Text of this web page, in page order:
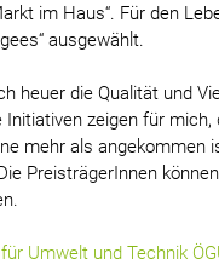
im Haus“. Für den
ausgewählt.
heuer die Qualität und
Initiativen zeigen für
mehr als angekommen
PreisträgerInnen
Umwelt und Technik